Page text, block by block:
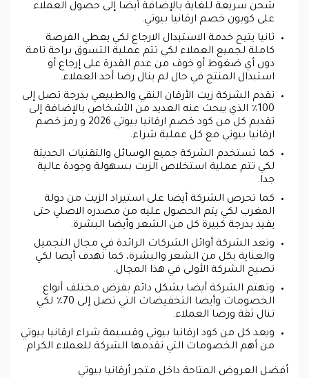
شحن سريعة للغاية بالإضافة أيضا إلى حصول العملاء
على كوبون خصم ارقانيا بيوتي.
ثانيا يتيح خدمة الاستبدال الارجاع لكي يعطي الفرصة
كاملة لجميع العملاء لكي تتم عملية التسوق براحة تامة
دون أي ضغوط أو خوف من عدم القدرة على إرجاع أو
استبدال المنتج في حال لم ينال رضا أحد العملاء.
تقدم الشركة زيت الأرقان النقي والطبيعي بدرجة تصل إلى
100٪ الذي يبحث عنه العديد من الأشخاص بالإضافة إلى
تقديم كل من كود خصم ارقانيا بيوتي 2026 و رمز خصم
ارقانيا بيوتي مع كل عملية شراء.
كما تستخدم الشركة جميع الوسائل والتقنيات الحديثة
لكي تتم عملية استخلاص الزيت بسهولة وجودة عالية
جدا.
كما تحرص الشركة أيضا على استيراد الزيت من دولة
المغرب لكي يتم الحصول عليه من مصدره الاصلي حتى
يفيد بدرجة كبيرة كل من الشعر وأيضا البشرة.
وتعد الشركة أوائل الشركات الرائدة في مجال التجميل
والعناية بكل من الشعر والبشرة، كما تهدف أيضا لكي
تصبح الشركة الأولى في هذا المجال.
وتهتم الشركة أيضا بشكل دائم بفرض مختلف أنواع
الخصومات وأيضا التخفيضات التي تصل إلى 70٪ لكي
تنال ثقة ورضا العملاء.
ويعد كل من كود ارقانيا بيوتي وقسيمة شراء ارقانيا بيوتي
من أهم الخصومات التي تقدمها الشركة للعملاء الكرام.
أفضل العروض المتاحة داخل متجر أرقانيا بيوتي